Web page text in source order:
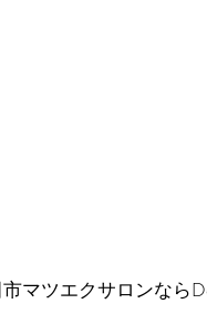
マツエクサロンなら